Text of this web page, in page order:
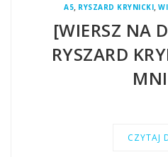
A5, RYSZARD KRYNICKI,
[WIERSZ NA
RYSZARD
CZYTAJ